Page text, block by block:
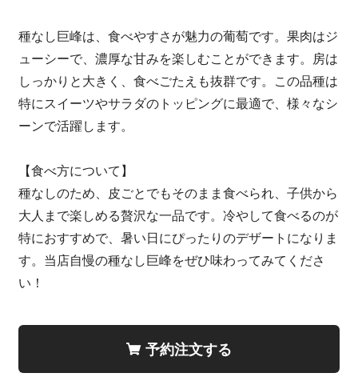
種なし巨峰は、食べやすさが魅力の葡萄です。果肉はジ
ューシーで、濃厚な甘みを楽しむことができます。房は
しっかりと大きく、食べごたえも抜群です。この品種は
特にスイーツやサラダのトッピングに最適で、様々なシ
ーンで活躍します。
【食べ方について】
種なしのため、皮ごとでもそのまま食べられ、子供から
大人まで楽しめる贅沢な一品です。冷やして食べるのが
特におすすめで、暑い日にぴったりのデザートになりま
す。当店自慢の種なし巨峰をぜひ味わってみてくださ
い！
予約注文する